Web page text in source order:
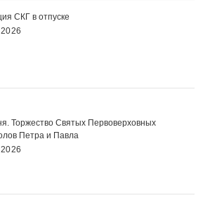
СКГ в отпуске
Торжество Святых Первоверховных
Петра и Павла